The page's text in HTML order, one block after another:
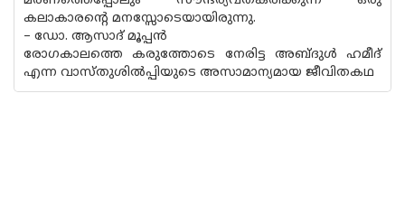
കലാകാരന്റെ മനസ്സോടെയായിരുന്നു.
– ഡോ. ആസാദ് മൂപ്പന്‍
രോഗകാലത്തെ കരുത്തോടെ നേരിട്ട അബ്ദുള്‍ ഹമീദ്
എന്ന വാസ്തുശില്‍പ്പിയുടെ അസാമാന്യമായ ജീവിതകഥ